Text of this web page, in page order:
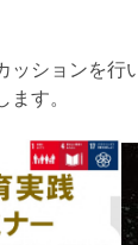
ションを行
す。